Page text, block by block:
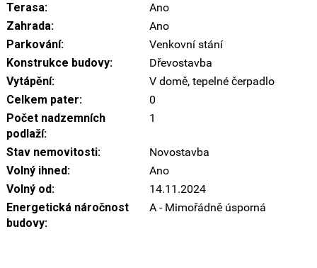
Terasa:
Ano
Zahrada:
Ano
Parkování:
Venkovní stání
Konstrukce budovy:
Dřevostavba
Vytápění:
V domě, tepelné čerpadlo
Celkem pater:
0
Počet nadzemních
podlaží:
1
Stav nemovitosti:
Novostavba
Volný ihned:
Ano
Volný od:
14.11.2024
Energetická náročnost
budovy:
A - Mimořádně úsporná